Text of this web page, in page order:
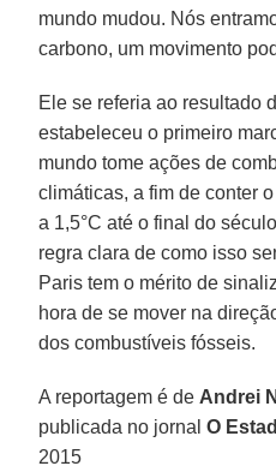
mundo mudou. Nós
carbono, um movimento
Ele se referia ao resultado
estabeleceu o primeiro
mundo tome ações de
climáticas, a fim de conter
a 1,5°C até o final do
regra clara de como isso
Paris tem o mérito de
hora de se mover na
dos combustíveis fósseis.
A reportagem é de Andrei
publicada no jornalO
2015